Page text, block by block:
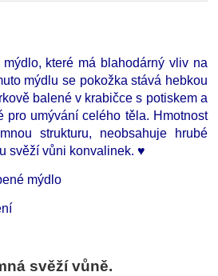
které má blahodárný vliv na
mýdlu se pokožka stává hebkou
balené v krabičce s potiskem a
pro umývání celého těla. Hmotnost
strukturu, neobsahuje hrubé
svěží vůni konvalinek. ♥
mýdlo
svěží vůně.